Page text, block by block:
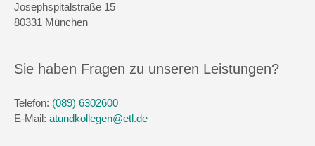
Josephspitalstraße 15
80331 München
Sie haben Fragen zu unseren Leistungen?
Telefon: (089) 6302600
E-Mail: atundkollegen@etl.de